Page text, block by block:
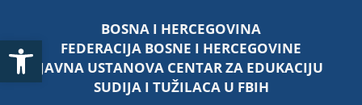
Open toolbar
content
BOSNA I HERCEGOVINA
FEDERACIJA BOSNE I HERCEGOVINE
JAVNA USTANOVA CENTAR ZA EDUKACIJU
SUDIJA I TUŽILACA U FBIH